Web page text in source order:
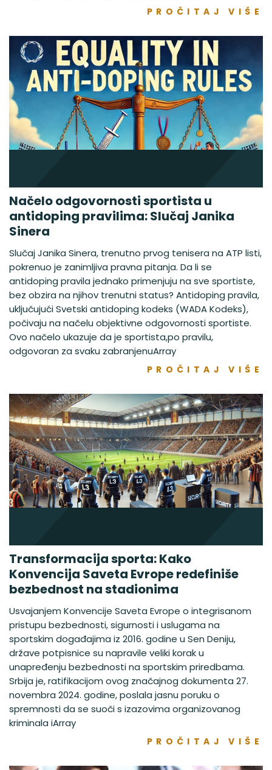
PROČITAJ VIŠE
Načelo odgovornosti sportista u
antidoping pravilima: Slučaj Janika
Sinera
Slučaj Janika Sinera, trenutno prvog tenisera na ATP listi,
pokrenuo je zanimljiva pravna pitanja. Da li se
antidoping pravila jednako primenjuju na sve sportiste,
bez obzira na njihov trenutni status? Antidoping pravila,
uključujući Svetski antidoping kodeks (WADA Kodeks),
počivaju na načelu objektivne odgovornosti sportiste.
Ovo načelo ukazuje da je sportista,po pravilu,
odgovoran za svaku zabranjenuArray
PROČITAJ VIŠE
Transformacija sporta: Kako
Konvencija Saveta Evrope redefiniše
bezbednost na stadionima
Usvajanjem Konvencije Saveta Evrope o integrisanom
pristupu bezbednosti, sigurnosti i uslugama na
sportskim događajima iz 2016. godine u Sen Deniju,
države potpisnice su napravile veliki korak u
unapređenju bezbednosti na sportskim priredbama.
Srbija je, ratifikacijom ovog značajnog dokumenta 27.
novembra 2024. godine, poslala jasnu poruku o
spremnosti da se suoči s izazovima organizovanog
kriminala iArray
PROČITAJ VIŠE